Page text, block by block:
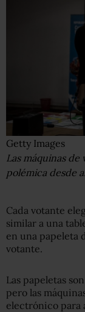
Getty Images
Las máquinas
polémica desde
Cada votante
similar a una
en una papeleta
votante.
Las papeletas
pero las
electrónico para